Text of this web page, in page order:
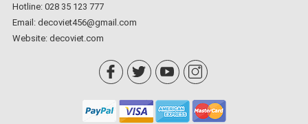
Hotline: 028 35 123 777
Email: decoviet456@gmail.com
Website: decoviet.com